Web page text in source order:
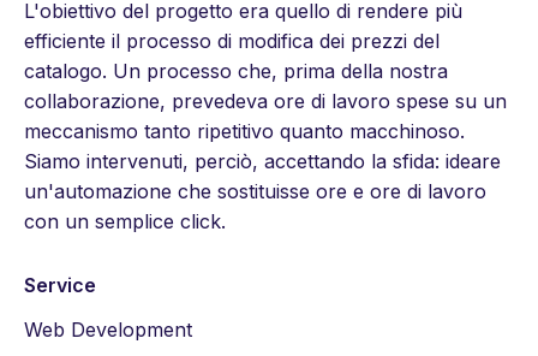
L'obiettivo del progetto era quello di rendere più
efficiente il processo di modifica dei prezzi del
catalogo. Un processo che, prima della nostra
collaborazione, prevedeva ore di lavoro spese su un
meccanismo tanto ripetitivo quanto macchinoso.
Siamo intervenuti, perciò, accettando la sfida: ideare
un'automazione che sostituisse ore e ore di lavoro
con un semplice click.
Service
Web Development